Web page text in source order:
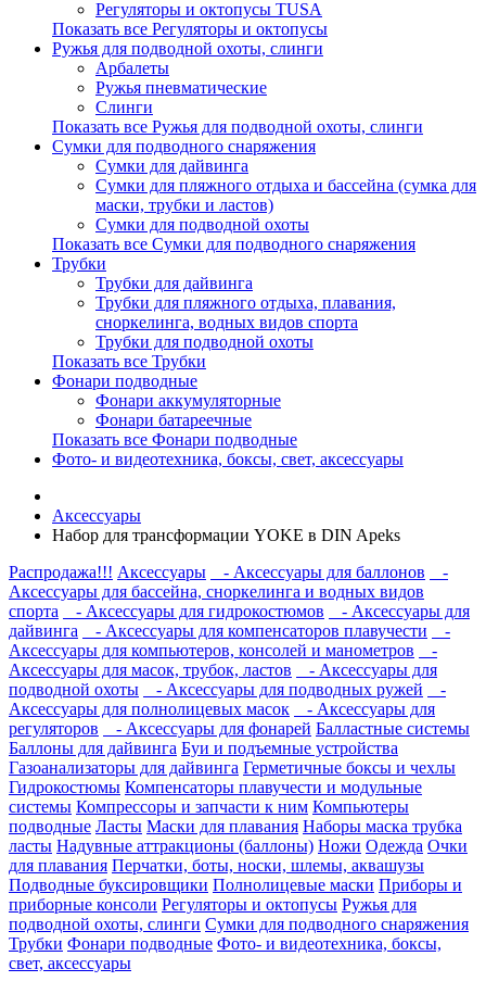
Регуляторы и октопусы TUSA
Показать все Регуляторы и октопусы
Ружья для подводной охоты, слинги
Арбалеты
Ружья пневматические
Слинги
Показать все Ружья для подводной охоты, слинги
Сумки для подводного снаряжения
Сумки для дайвинга
Сумки для пляжного отдыха и бассейна (сумка для
маски, трубки и ластов)
Сумки для подводной охоты
Показать все Сумки для подводного снаряжения
Трубки
Трубки для дайвинга
Трубки для пляжного отдыха, плавания,
сноркелинга, водных видов спорта
Трубки для подводной охоты
Показать все Трубки
Фонари подводные
Фонари аккумуляторные
Фонари батареечные
Показать все Фонари подводные
Фото- и видеотехника, боксы, свет, аксессуары
Аксессуары
Набор для трансформации YOKE в DIN Apeks
Распродажа!!! Аксессуары - Аксессуары для баллонов
-
Аксессуары для бассейна, сноркелинга и водных видов
спорта
- Аксессуары для гидрокостюмов
- Аксессуары для
дайвинга
- Аксессуары для компенсаторов плавучести
-
Аксессуары для компьютеров, консолей и манометров
-
Аксессуары для масок, трубок, ластов
- Аксессуары для
подводной охоты
- Аксессуары для подводных ружей
-
Аксессуары для полнолицевых масок
- Аксессуары для
регуляторов
- Аксессуары для фонарей Балластные системы
Баллоны для дайвинга Буи и подъемные устройства
Газоанализаторы для дайвинга Герметичные боксы и чехлы
Гидрокостюмы Компенсаторы плавучести и модульные
системы Компрессоры и запчасти к ним Компьютеры
подводные Ласты Маски для плавания Наборы маска трубка
ласты Надувные аттракционы (баллоны) Ножи Одежда Очки
для плавания Перчатки, боты, носки, шлемы, аквашузы
Подводные буксировщики Полнолицевые маски Приборы и
приборные консоли Регуляторы и октопусы Ружья для
подводной охоты, слинги Сумки для подводного снаряжения
Трубки Фонари подводные Фото- и видеотехника, боксы,
свет, аксессуары